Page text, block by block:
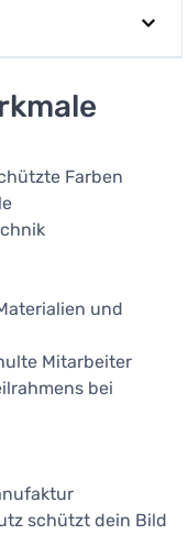
Farben
und
Mitarbeiter
bei
schützt dein Bild